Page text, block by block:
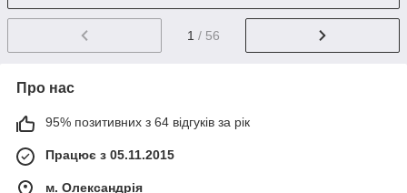
1 / 56
Про нас
95% позитивних з 64 відгуків за рік
Працює з 05.11.2015
м. Олександрія